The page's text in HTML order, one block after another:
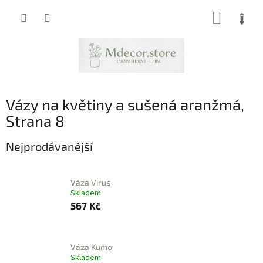
Vázy na květiny a sušená aranžmá,
Strana 8
Nejprodávanější
Váza Virus
Skladem
567 Kč
Váza Kumo
Skladem